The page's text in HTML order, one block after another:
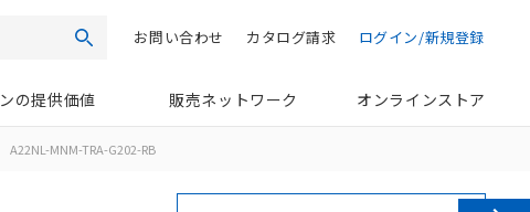
検索 ログイン/新規登録
カタログ請求
お問い合わせ
の提供価値 販売ネットワーク オンラインストア
A22NL-MNM-TRA-G202-RB